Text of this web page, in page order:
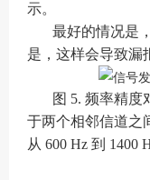
示。
最好的情况是
是，这样会导致漏
图 5. 频率精度
于两个相邻信道之
从 600 Hz 到 1400